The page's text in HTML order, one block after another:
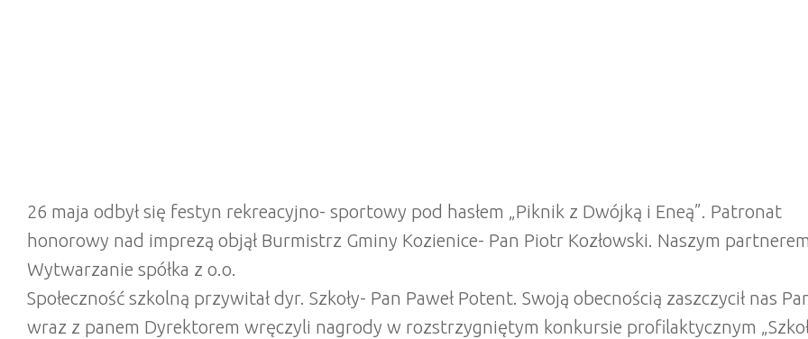
26 maja odbył się festyn rekreacyjno- sportowy pod hasłem „Piknik z Dwójką i Eneą”. Patronat
honorowy nad imprezą objął Burmistrz Gminy Kozienice- Pan Piotr Kozłowski. Naszym
Wytwarzanie spółka z o.o.
Społeczność szkolną przywitał dyr. Szkoły- Pan Paweł Potent. Swoją obecnością zaszczycił nas
wraz z panem Dyrektorem wręczyli nagrody w rozstrzygniętym konkursie profilaktycznym